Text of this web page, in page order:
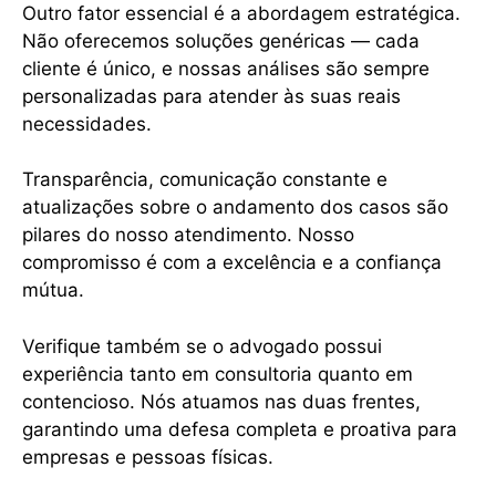
Outro fator essencial é a abordagem estratégica.
Não oferecemos soluções genéricas — cada
cliente é único, e nossas análises são sempre
personalizadas para atender às suas reais
necessidades.
Transparência, comunicação constante e
atualizações sobre o andamento dos casos são
pilares do nosso atendimento. Nosso
compromisso é com a excelência e a confiança
mútua.
Verifique também se o advogado possui
experiência tanto em consultoria quanto em
contencioso. Nós atuamos nas duas frentes,
garantindo uma defesa completa e proativa para
empresas e pessoas físicas.